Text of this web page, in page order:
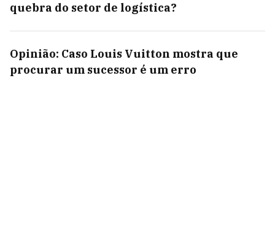
quebra do setor de logística?
Opinião: Caso Louis Vuitton mostra que
procurar um sucessor é um erro